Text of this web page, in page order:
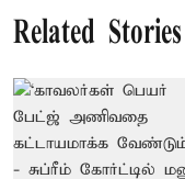
Related Stories